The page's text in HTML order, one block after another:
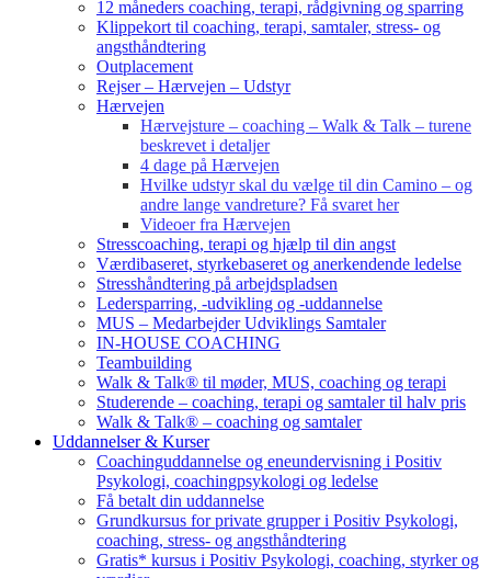
12 måneders coaching, terapi, rådgivning og sparring
Klippekort til coaching, terapi, samtaler, stress- og
angsthåndtering
Outplacement
Rejser – Hærvejen – Udstyr
Hærvejen
Hærvejsture – coaching – Walk & Talk – turene
beskrevet i detaljer
4 dage på Hærvejen
Hvilke udstyr skal du vælge til din Camino – og
andre lange vandreture? Få svaret her
Videoer fra Hærvejen
Stresscoaching, terapi og hjælp til din angst
Værdibaseret, styrkebaseret og anerkendende ledelse
Stresshåndtering på arbejdspladsen
Ledersparring, -udvikling og -uddannelse
MUS – Medarbejder Udviklings Samtaler
IN-HOUSE COACHING
Teambuilding
Walk & Talk® til møder, MUS, coaching og terapi
Studerende – coaching, terapi og samtaler til halv pris
Walk & Talk® – coaching og samtaler
Uddannelser & Kurser
Coachinguddannelse og eneundervisning i Positiv
Psykologi, coachingpsykologi og ledelse
Få betalt din uddannelse
Grundkursus for private grupper i Positiv Psykologi,
coaching, stress- og angsthåndtering
Gratis* kursus i Positiv Psykologi, coaching, styrker og